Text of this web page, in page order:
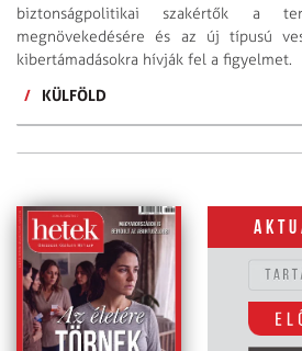
biztonságpolitikai szakértők a
megnövekedésére és az új típusú
kibertámadásokra hívják fel a figyelmet.
/
KÜLFÖLD